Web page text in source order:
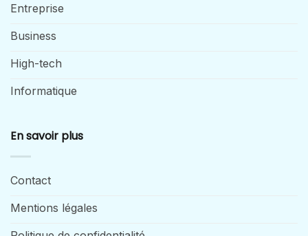
Entreprise
Business
High-tech
Informatique
En savoir plus
Contact
Mentions légales